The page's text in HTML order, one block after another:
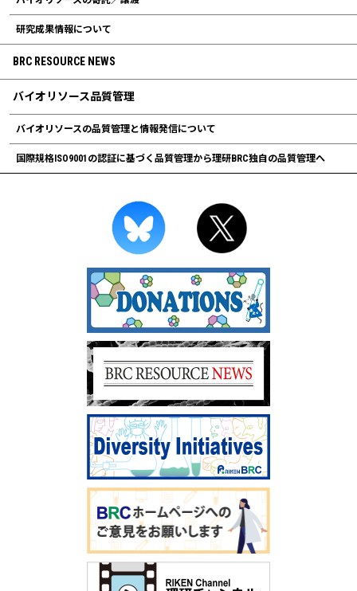
研究成果情報について
BRC RESOURCE NEWS
バイオリソース品質管理
バイオリソースの品質管理と情報発信について
国際規格ISO9001の認証に基づく品質管理から理研BRC独自の品質管理へ